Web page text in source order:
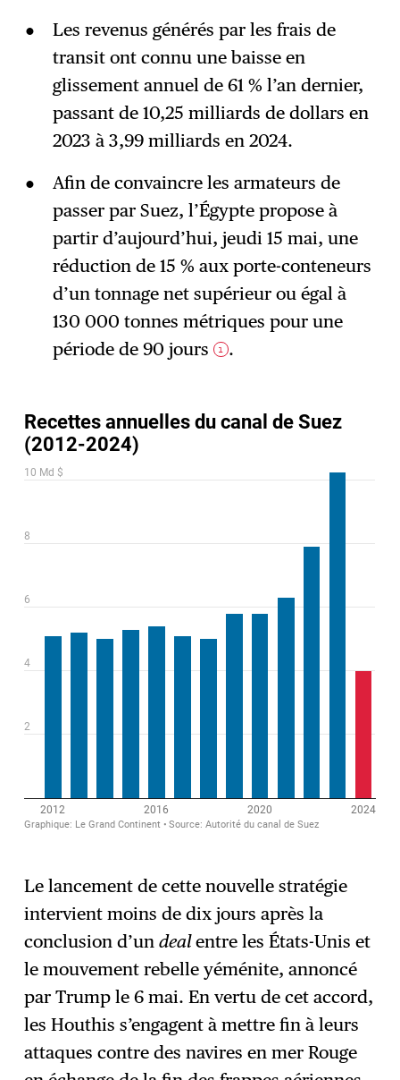
Les revenus générés par les frais de
transit ont connu une baisse en
glissement annuel de 61 % l’an dernier,
passant de 10,25 milliards de dollars en
2023 à 3,99 milliards en 2024.
Afin de convaincre les armateurs de
passer par Suez, l’Égypte propose à
partir d’aujourd’hui, jeudi 15 mai, une
réduction de 15 % aux porte-conteneurs
d’un tonnage net supérieur ou égal à
130 000 tonnes métriques pour une
période de 90 jours
1 .
Le lancement de cette nouvelle stratégie
intervient moins de dix jours après la
conclusion d’undealentre les États-Unis et
le mouvement rebelle yéménite, annoncé
par Trump le 6 mai. En vertu de cet accord,
les Houthis s’engagent à mettre fin à leurs
attaques contre des navires en mer Rouge